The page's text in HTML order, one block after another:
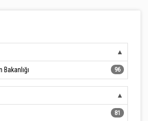
Bakanlığı 96
81